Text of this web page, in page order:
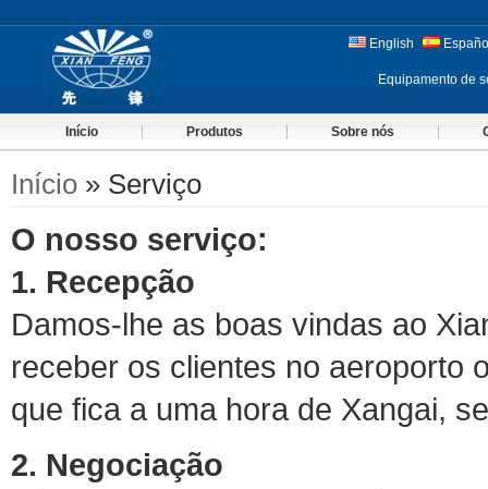
English
Equipamento de
Início Produtos Sobre nós
Início » Serviço
O nosso serviço:
1. Recepção
Damos-lhe as boas vindas ao
receber os clientes no aeroporto
que fica a uma hora de Xangai,
2. Negociação